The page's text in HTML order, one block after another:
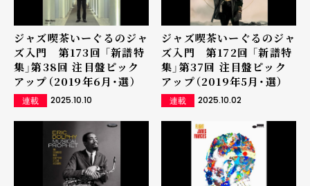
ジャズ喫茶いーぐるのジャ
ズ入門 第173回 「新譜特
集」第38回 注目盤ピック
アップ（2019年6月・選）
連載 2025.10.10
ジャズ喫茶いーぐるのジャ
ズ入門 第172回 「新譜特
集」第37回 注目盤ピック
アップ（2019年5月・選）
連載 2025.10.02